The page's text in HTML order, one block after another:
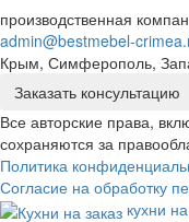
производственная
admin@bestmebel-
Крым, Симферополь,
Заказать консультацию
Все авторские права,
сохраняются за
Политика
Согласие на обработку
кухни